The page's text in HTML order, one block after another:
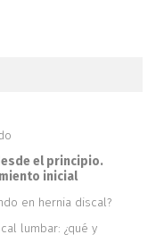
el principio.
inicial
en hernia discal?
lumbar: ¿qué y